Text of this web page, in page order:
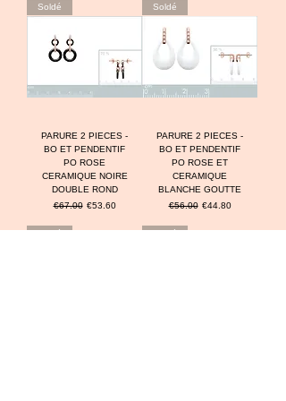
Soldé
PARURE 2 PIECES -
BO ET PENDENTIF
PO ROSE
CERAMIQUE NOIRE
DOUBLE ROND
Prix original
€67.00 Prix promotionnel
€53.60
Soldé
PARURE 2 PIECES -
BO ET PENDENTIF
PO ROSE ET
CERAMIQUE
BLANCHE GOUTTE
Prix original
€56.00 Prix promotionnel
€44.80